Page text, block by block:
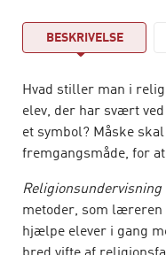
BESKRIVELSE
Hvad stiller man i
elev, der har svært
et symbol? Måske
fremgangsmåde, for
Religionsundervisning
metoder, som
hjælpe elever i gang